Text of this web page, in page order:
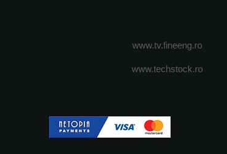
www.tv.fineeng.ro
www.techstock.ro